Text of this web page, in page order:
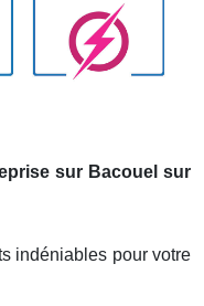
sur Bacouel sur
indéniables pour votre